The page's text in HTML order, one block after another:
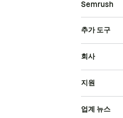
Semrush
추가 도구
회사
지원
업계 뉴스